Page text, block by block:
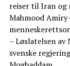
reiser til Iran og
Mahmood
– Løslatelsen
svenske